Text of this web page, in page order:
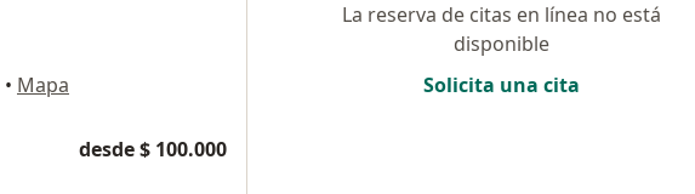
• Mapa
desde $ 100.000
La reserva de citas en línea no está
disponible
Solicita una cita